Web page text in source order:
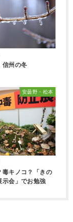
信州の冬
安曇野・松本
毒キノコ？「きの
示会」でお勉強